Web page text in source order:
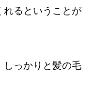
れるということが
しっかりと髪の毛